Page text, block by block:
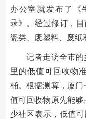
办公室就发布了《
录》。经过修订，
瓷类、废塑料、废纸
记者走访全市
里的低值可回收物
桶。根据测算，厦
值可回收物原先能
少社区表示，低值